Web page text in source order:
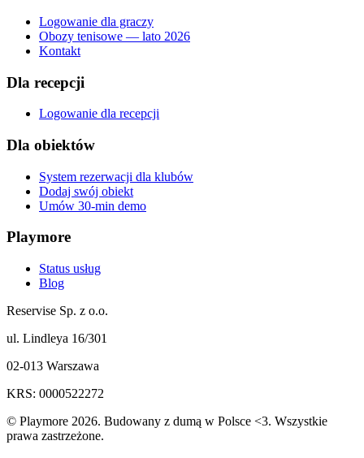
Logowanie dla graczy
Obozy tenisowe — lato 2026
Kontakt
Dla recepcji
Logowanie dla recepcji
Dla obiektów
System rezerwacji dla klubów
Dodaj swój obiekt
Umów 30-min demo
Playmore
Status usług
Blog
Reservise Sp. z o.o.
ul. Lindleya 16/301
02-013 Warszawa
KRS: 0000522272
© Playmore 2026. Budowany z dumą w Polsce <3. Wszystkie
prawa zastrzeżone.